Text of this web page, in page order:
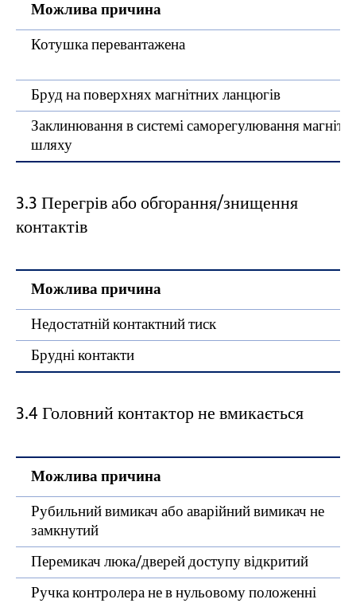
Можлива причина
Котушка перевантажена
Бруд на поверхнях магнітних ланцюгів
Заклинювання в системі саморегулювання
шляху
3.3 Перегрів або обгорання/знищення
контактів
Можлива причина
Недостатній контактний тиск
Брудні контакти
3.4 Головний контактор не вмикається
Можлива причина
Рубильний вимикач або аварійний вимикач не
замкнутий
Перемикач люка/дверей доступу відкритий
Ручка контролера не в нульовому положенні